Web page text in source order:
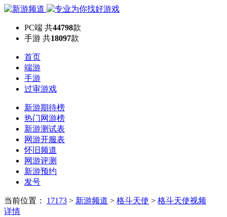
PC端 共44798款
手游 共18097款
首页
端游
手游
过审游戏
新游期待榜
热门网游榜
新游测试表
网游开服表
怀旧频道
网游评测
新游预约
发号
当前位置： 17173 > 新游频道 > 格斗天使 > 格斗天使视频
详情